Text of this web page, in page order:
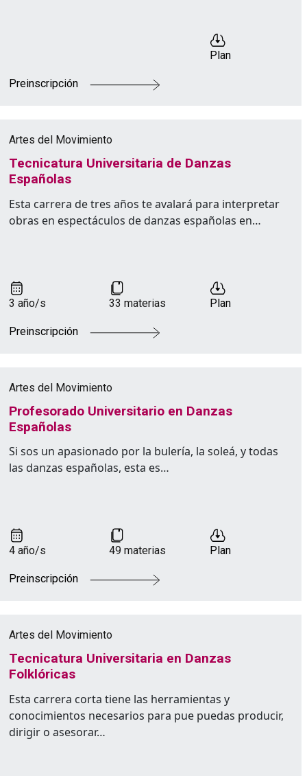
Plan
Preinscripción
Artes del Movimiento
Tecnicatura Universitaria de Danzas
Españolas
Esta carrera de tres años te avalará para interpretar
obras en espectáculos de danzas españolas en…
3 año/s 33 materias Plan
Preinscripción
Artes del Movimiento
Profesorado Universitario en Danzas
Españolas
Si sos un apasionado por la bulería, la soleá, y todas
las danzas españolas, esta es…
4 año/s 49 materias Plan
Preinscripción
Artes del Movimiento
Tecnicatura Universitaria en Danzas
Folklóricas
Esta carrera corta tiene las herramientas y
conocimientos necesarios para pue puedas producir,
dirigir o asesorar…